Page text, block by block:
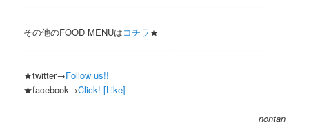
その他のFOOD MENUはコチラ★
★twitter→Follow us!!
★facebook→Click! [Like]
nontan